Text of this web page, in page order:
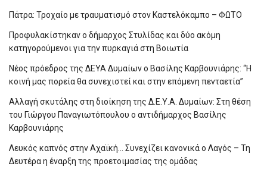
Πάτρα: Τροχαίο με τραυματισμό στον Καστελόκαμπο – ΦΩΤΟ
Προφυλακίστηκαν ο δήμαρχος Στυλίδας και δύο ακόμη
κατηγορούμενοι για την πυρκαγιά στη Βοιωτία
Νέος πρόεδρος της ΔΕΥΑ Δυμαίων ο Βασίλης Καρβουνιάρης: “Η
κοινή μας πορεία θα συνεχιστεί και στην επόμενη πενταετία”
Αλλαγή σκυτάλης στη διοίκηση της Δ.Ε.Υ.Α. Δυμαίων: Στη θέση
του Γιώργου Παναγιωτόπουλου ο αντιδήμαρχος Βασίλης
Καρβουνιάρης
Λευκός καπνός στην Αχαϊκή… Συνεχίζει κανονικά ο Λαγός – Τη
Δευτέρα η έναρξη της προετοιμασίας της ομάδας